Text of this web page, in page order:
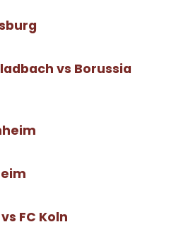
vs Borussia
FC Koln